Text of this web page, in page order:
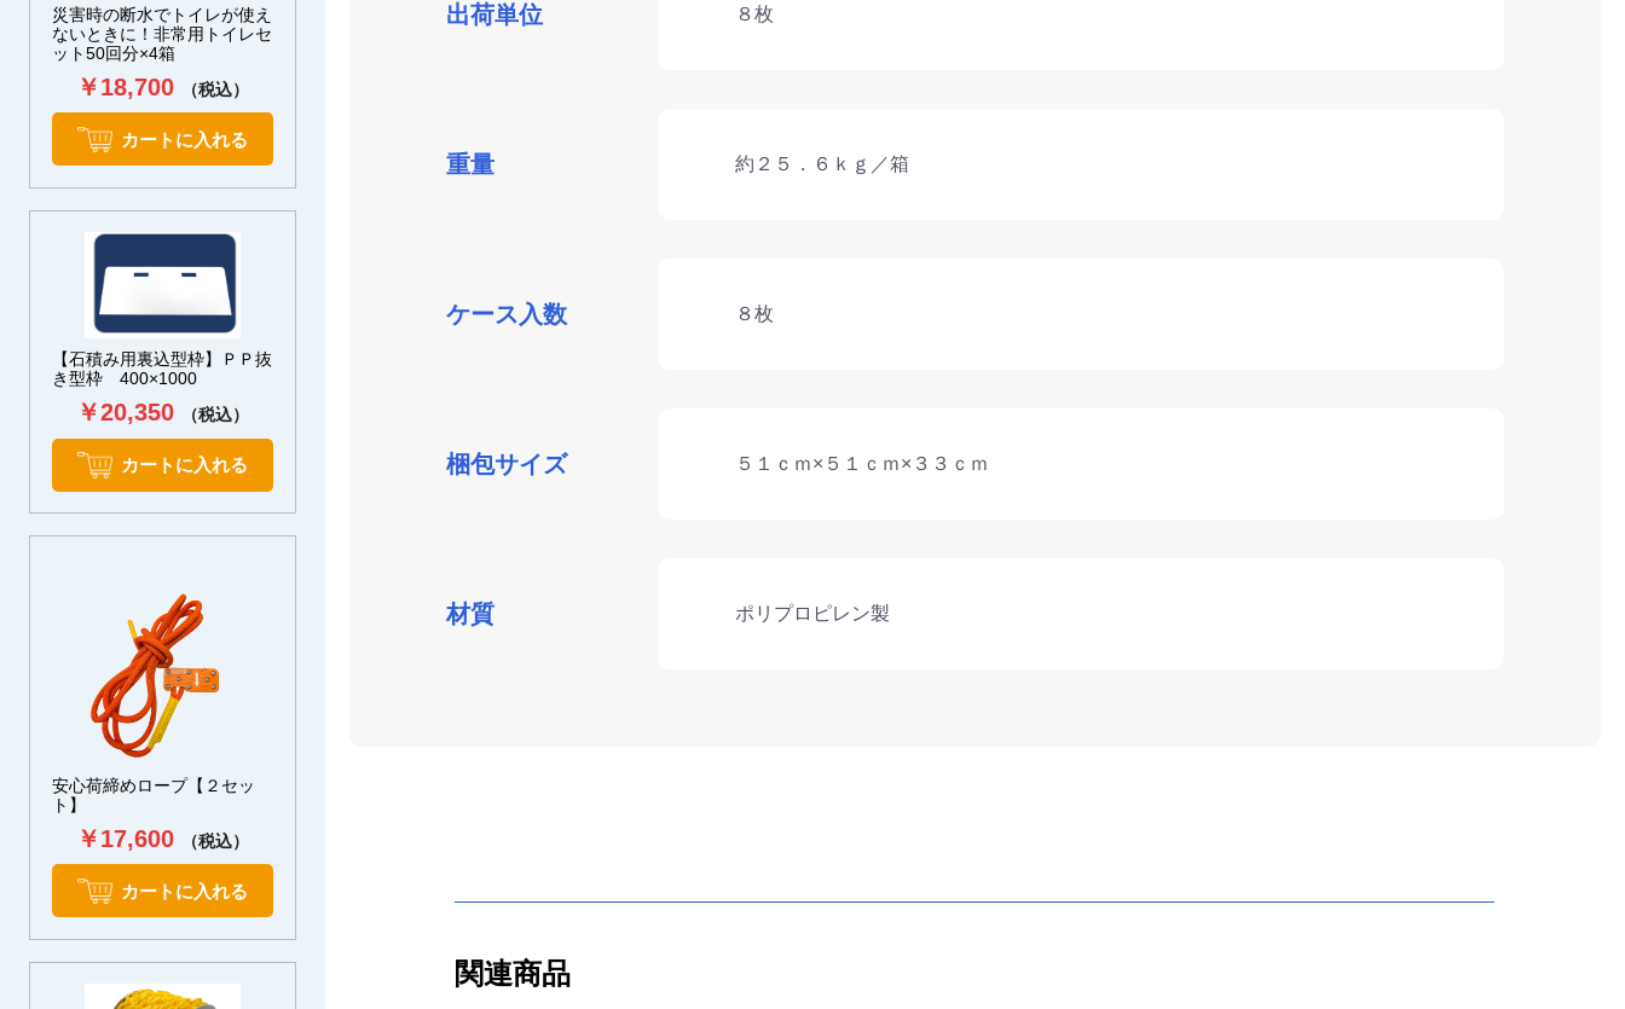
災害時の断水でトイレが使え
ないときに！非常用トイレセ
ット50回分×4箱
￥18,700 （税込）
カートに入れる
【石積み用裏込型枠】ＰＰ抜
き型枠 400×1000
￥20,350 （税込）
カートに入れる
安心荷締めロープ【２セッ
ト】
￥17,600 （税込）
カートに入れる
出荷単位 ８枚
重量 約２５．６ｋｇ／箱
ケース入数 ８枚
梱包サイズ ５１ｃｍ×５１ｃｍ×３３ｃｍ
材質 ポリプロピレン製
関連商品